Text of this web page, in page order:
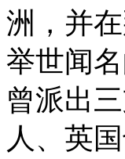
洲，并
举世闻
曾派出
人、英